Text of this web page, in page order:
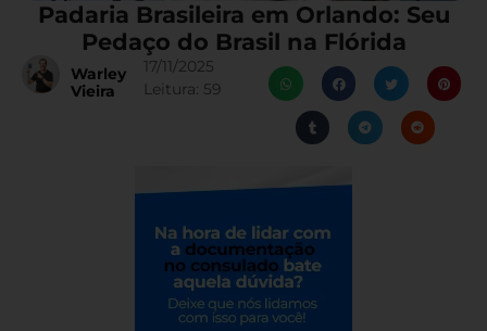
Padaria Brasileira em Orlando: Seu
Pedaço do Brasil na Flórida
Warley
Vieira
17/11/2025
Leitura: 59